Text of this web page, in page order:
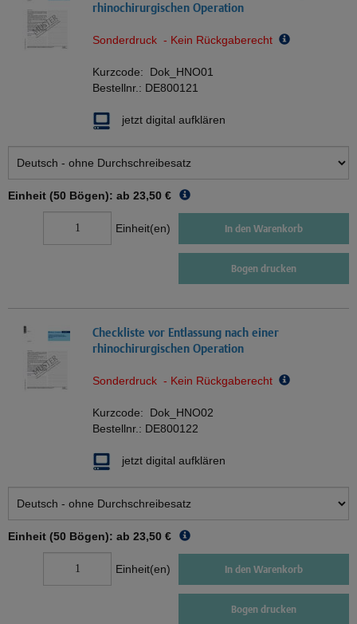
rhinochirurgischen Operation
Sonderdruck - Kein Rückgaberecht
Kurzcode: Dok_HNO01
Bestellnr.: DE800121
jetzt digital aufklären
Einheit (50 Bögen): ab 23,50 €
Einheit(en) In den Warenkorb
Bogen drucken
Checkliste vor Entlassung nach einer
rhinochirurgischen Operation
Sonderdruck - Kein Rückgaberecht
Kurzcode: Dok_HNO02
Bestellnr.: DE800122
jetzt digital aufklären
Einheit (50 Bögen): ab 23,50 €
Einheit(en) In den Warenkorb
Bogen drucken